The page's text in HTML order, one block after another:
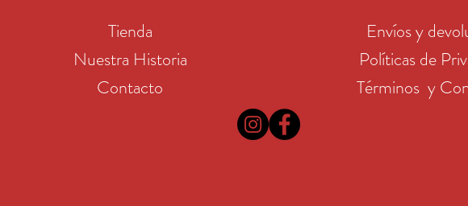
Tienda
Nuestra Historia
Contacto
Envíos y
Políticas de
Términos y